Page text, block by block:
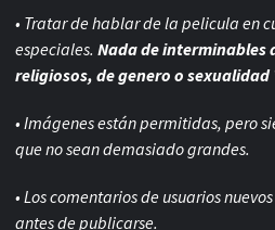
• Tratar de hablar de la pelicula en
especiales. Nada de interminables
religiosos, de genero o sexualidad
• Imágenes están permitidas, pero
que no sean demasiado grandes.
• Los comentarios de usuarios
antes de publicarse.